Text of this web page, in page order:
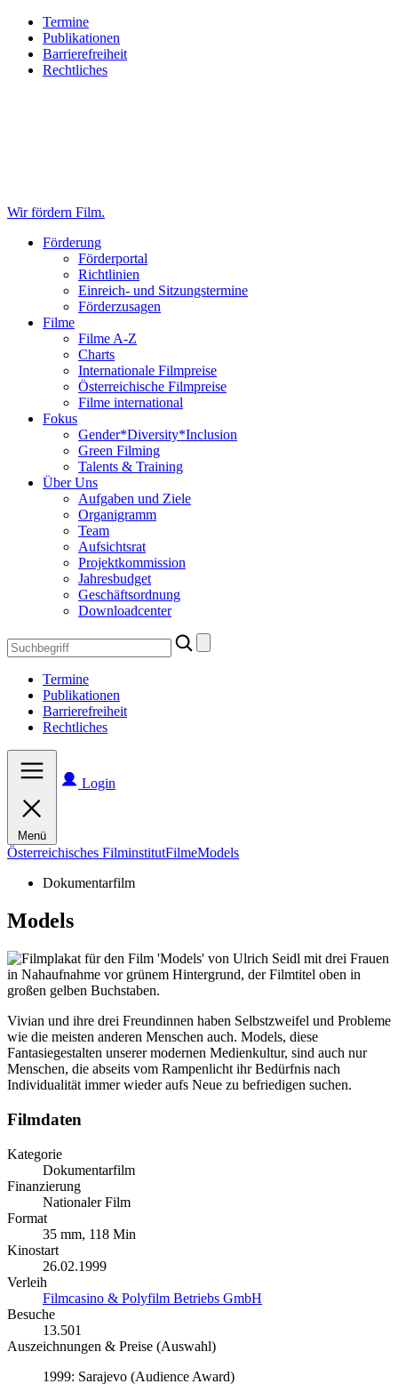
Zum
Inhalt
springen
(Accesskey
Zum
Hauptmenü
springen
(Accesskey
Termine
Publikationen
Barrierefreiheit
Rechtliches
Wir fördern Film.
Förderung
Förderportal
Richtlinien
Einreich- und Sitzungstermine
Förderzusagen
Filme
Filme A-Z
Charts
Internationale Filmpreise
Österreichische Filmpreise
Filme international
Fokus
Gender*Diversity*Inclusion
Green Filming
Talents & Training
Über Uns
Aufgaben und Ziele
Organigramm
Team
Aufsichtsrat
Projektkommission
Jahresbudget
Geschäftsordnung
Downloadcenter
Search
for:
Termine
Publikationen
Barrierefreiheit
Rechtliches
Menü
Login
Österreichisches FilminstitutFilmeModels
Dokumentarfilm
Models
Vivian und ihre drei Freundinnen haben Selbstzweifel und Probleme
wie die meisten anderen Menschen auch. Models, diese
Fantasiegestalten unserer modernen Medienkultur, sind auch nur
Menschen, die abseits vom Rampenlicht ihr Bedürfnis nach
Individualität immer wieder aufs Neue zu befriedigen suchen.
Filmdaten
Kategorie
Dokumentarfilm
Finanzierung
Nationaler Film
Format
35 mm, 118 Min
Kinostart
26.02.1999
Verleih
Filmcasino & Polyfilm Betriebs GmbH
Besuche
13.501
Auszeichnungen & Preise (Auswahl)
1999: Sarajevo (Audience Award)